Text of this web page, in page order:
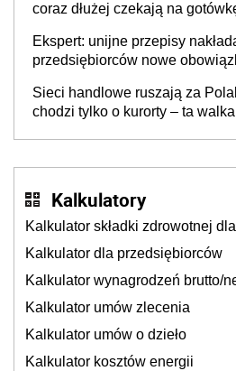
coraz dłużej czekają na
Ekspert: unijne przepisy
przedsiębiorców nowe
Sieci handlowe ruszają za
chodzi tylko o kurorty – ta
Kalkulatory
Kalkulator składki zdrowotnej
Kalkulator dla przedsiębiorców
Kalkulator wynagrodzeń brutto/
Kalkulator umów zlecenia
Kalkulator umów o dzieło
Kalkulator kosztów energii